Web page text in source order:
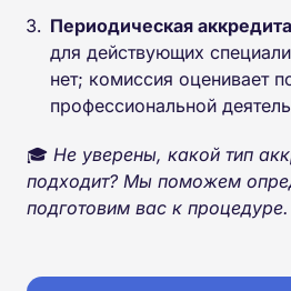
Периодическая
для действующих
нет; комиссия оценивает
профессиональной
🎓 Не уверены, какой тип
подходит? Мы поможем
подготовим вас к процедуре.